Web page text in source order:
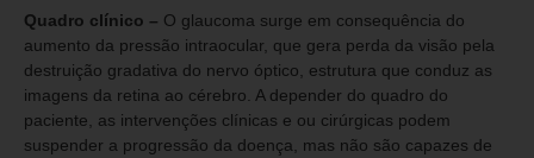
Quadro clínico – O glaucoma surge em consequência do
aumento da pressão intraocular, que gera perda da visão pela
destruição gradativa do nervo óptico, estrutura que conduz as
imagens da retina ao cérebro. A depender do quadro do
paciente, as intervenções clínicas e ou cirúrgicas podem
suspender a progressão da doença, mas não são capazes de